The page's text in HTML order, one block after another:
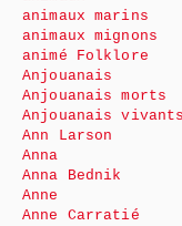
animaux marins
animaux mignons
animé Folklore
Anjouanais
Anjouanais morts
Anjouanais vivants
Ann Larson
Anna
Anna Bednik
Anne
Anne Carratié